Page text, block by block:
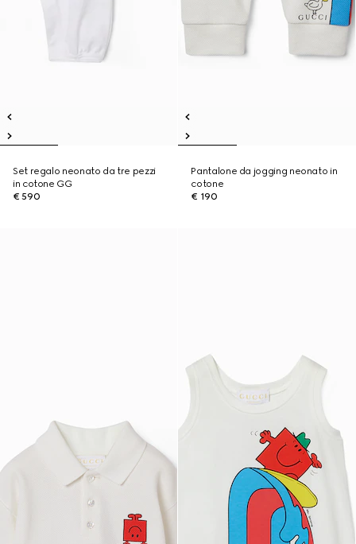
Set regalo neonato da tre pezzi
in cotone GG
€ 590
Pantalone da jogging neonato in
cotone
€ 190